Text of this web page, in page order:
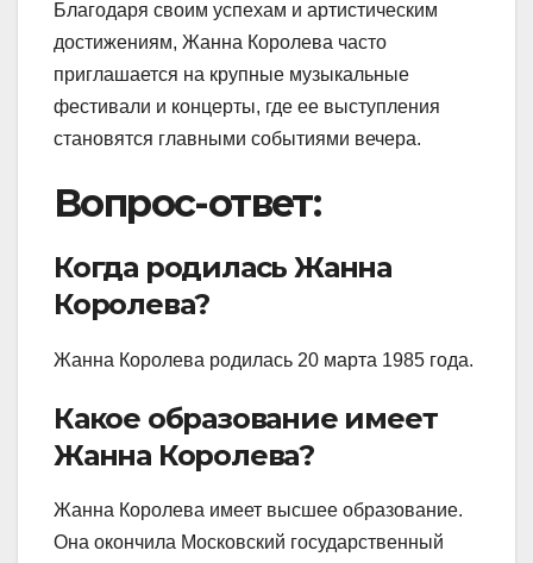
Благодаря своим успехам и артистическим
достижениям, Жанна Королева часто
приглашается на крупные музыкальные
фестивали и концерты, где ее выступления
становятся главными событиями вечера.
Вопрос-ответ:
Когда родилась Жанна
Королева?
Жанна Королева родилась 20 марта 1985 года.
Какое образование имеет
Жанна Королева?
Жанна Королева имеет высшее образование.
Она окончила Московский государственный